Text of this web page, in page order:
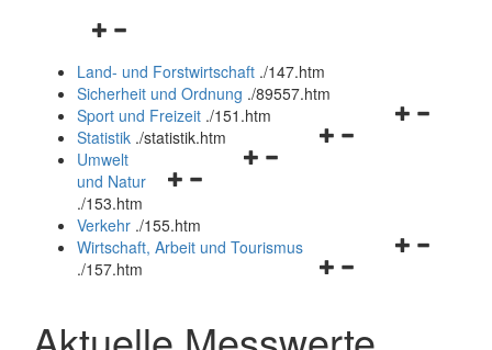
Navigationsmenü
und
schließen
Land- und Forstwirtschaft ./147.htm
Sicherheit und Ordnung ./89557.htm
Navigationsmenü
Sport und Freizeit ./151.htm
Navigationsmenü
Statistik ./statistik.htm
Navigationsmenü
und
schließen
Umwelt
und Natur
./153.htm
Verkehr ./155.htm
Navigationsmenü
schließen
Wirtschaft, Arbeit und Tourismus
./157.htm